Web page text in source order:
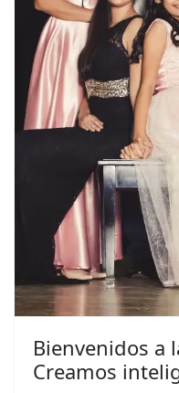
Bienvenidos a
Creamos